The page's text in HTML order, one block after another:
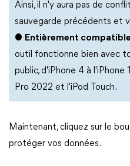
Ainsi, il n'y aura pas de
sauvegarde précédents et
● Entièrement
outil fonctionne bien avec
public, d'iPhone 4 à l'iPhone
Pro 2022 et l'iPod Touch.
Maintenant, cliquez sur le
protéger vos données.